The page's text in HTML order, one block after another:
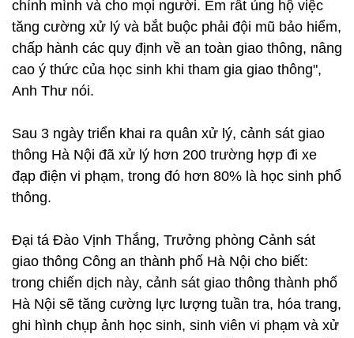
chính mình và cho mọi người. Em rất ủng hộ việc
tăng cường xử lý và bắt buộc phải đội mũ bảo hiểm,
chấp hành các quy định về an toàn giao thông, nâng
cao ý thức của học sinh khi tham gia giao thông",
Anh Thư nói.
Sau 3 ngày triển khai ra quân xử lý, cảnh sát giao
thông Hà Nội đã xử lý hơn 200 trường hợp đi xe
đạp điện vi phạm, trong đó hơn 80% là học sinh phổ
thông.
Đại tá Đào Vịnh Thắng, Trưởng phòng Cảnh sát
giao thông Công an thành phố Hà Nội cho biết:
trong chiến dịch này, cảnh sát giao thông thành phố
Hà Nội sẽ tăng cường lực lượng tuần tra, hóa trang,
ghi hình chụp ảnh học sinh, sinh viên vi phạm và xử